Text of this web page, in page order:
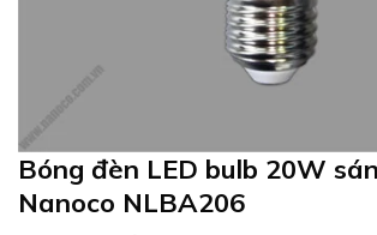
Bóng đèn LED bulb 20W
Nanoco NLBA206